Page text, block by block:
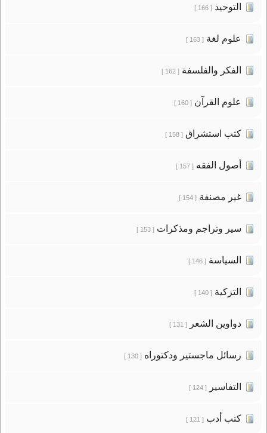
التوحيد[ 166 ]
علوم لغة[ 163 ]
الفكر والفلسفة[ 162 ]
علوم القرآن[ 160 ]
كتب استشراق[ 158 ]
أصول الفقه[ 157 ]
غير مصنفة[ 154 ]
سير وتراجم ومذكرات[ 153 ]
السياسة[ 146 ]
التزكية[ 140 ]
دواوين الشعر[ 131 ]
رسائل ماجستير ودكتوراه[ 130 ]
التفاسير[ 124 ]
كتب أدب[ 121 ]